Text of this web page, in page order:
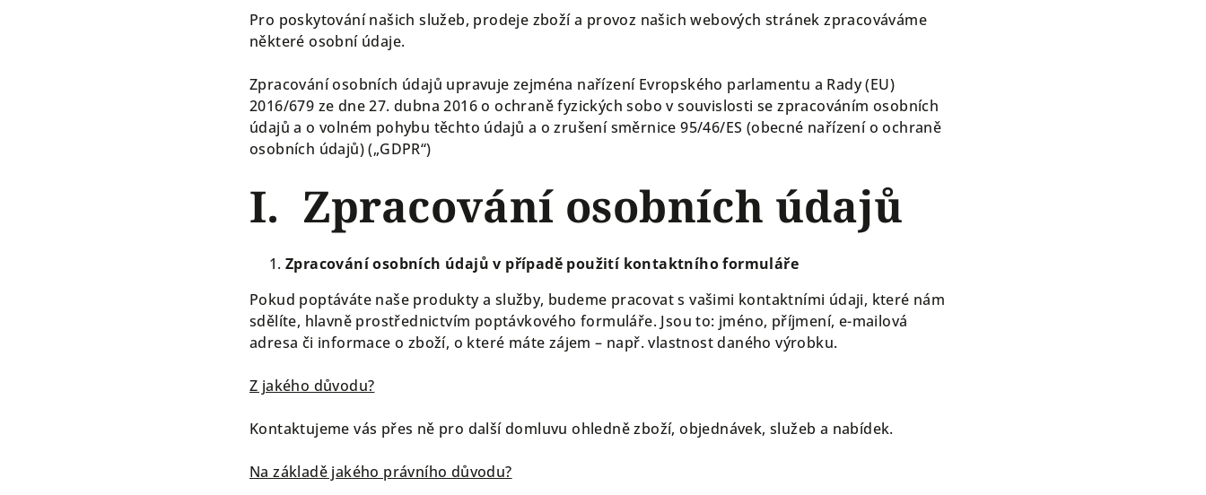
Pro poskytování našich služeb, prodeje zboží a provoz našich webových stránek zpracováváme
některé osobní údaje.
Zpracování osobních údajů upravuje zejména nařízení Evropského parlamentu a Rady (EU)
2016/679 ze dne 27. dubna 2016 o ochraně fyzických sobo v souvislosti se zpracováním osobních
údajů a o volném pohybu těchto údajů a o zrušení směrnice 95/46/ES (obecné nařízení o ochraně
osobních údajů) („GDPR“)
I. Zpracování osobních údajů
Zpracování osobních údajů v případě použití kontaktního formuláře
Pokud poptáváte naše produkty a služby, budeme pracovat s vašimi kontaktními údaji, které nám
sdělíte, hlavně prostřednictvím poptávkového formuláře. Jsou to: jméno, příjmení, e-mailová
adresa či informace o zboží, o které máte zájem – např. vlastnost daného výrobku.
Z jakého důvodu?
Kontaktujeme vás přes ně pro další domluvu ohledně zboží, objednávek, služeb a nabídek.
Na základě jakého právního důvodu?